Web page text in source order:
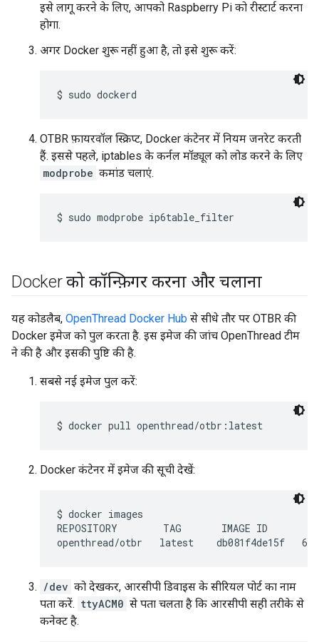
इसे लागू करने के लिए, आपको Raspberry Pi को रीस्टार्ट करना
होगा.
अगर Docker शुरू नहीं हुआ है, तो इसे शुरू करें:
OTBR फ़ायरवॉल स्क्रिप्ट, Docker कंटेनर में नियम जनरेट करती
हैं. इससे पहले, iptables के कर्नल मॉड्यूल को लोड करने के लिए
modprobe कमांड चलाएं.
Docker को कॉन्फ़िगर करना और चलाना
यह कोडलैब, OpenThread Docker Hub से सीधे तौर पर OTBR की
Docker इमेज को पुल करता है. इस इमेज की जांच OpenThread टीम
ने की है और इसकी पुष्टि की है.
सबसे नई इमेज पुल करें:
Docker कंटेनर में इमेज की सूची देखें:
$ docker images
REPOSITORY        TAG       IMAGE ID
/dev को देखकर, आरसीपी डिवाइस के सीरियल पोर्ट का नाम
पता करें. ttyACM0 से पता चलता है कि आरसीपी सही तरीके से
कनेक्ट है.